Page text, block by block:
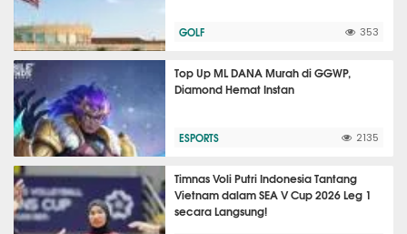
GOLF 353
Top Up ML DANA Murah di GGWP,
Diamond Hemat Instan
ESPORTS 2135
Timnas Voli Putri Indonesia Tantang
Vietnam dalam SEA V Cup 2026 Leg 1
secara Langsung!